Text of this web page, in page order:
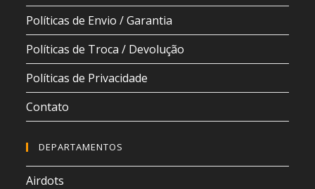
Políticas de Envio / Garantia
Políticas de Troca / Devolução
Políticas de Privacidade
Contato
DEPARTAMENTOS
Airdots